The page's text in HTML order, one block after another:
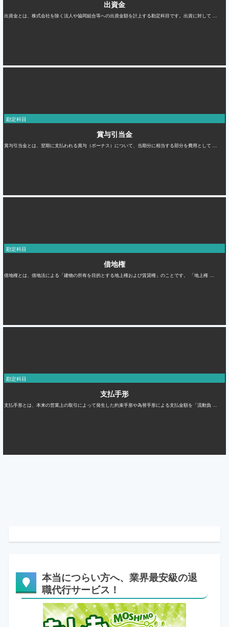
出資金
出資金とは、株式会社を除く法人や協同組合等への出資金額を計上する勘定科目です。出資に対して ...
勘定科目
賞与引当金
賞与引当金とは、翌期に支払われる賞与（ボーナス）について、当期分に相当する部分を費用として ...
勘定科目
借地権
借地権とは、借地法による「建物の所有を目的とする地上権および賃貸権」のことです。 「地上権 ...
勘定科目
支払手形
支払手形とは、本来の営業上の取引によって発生した約束手形や為替手形による支払金額を「流動負 ...
本当につらい方へ、業界最安級の退
職代行サービス！